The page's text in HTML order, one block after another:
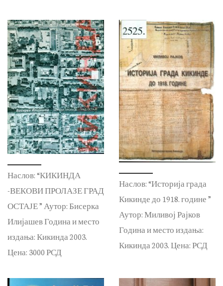
Наслов: “КИКИНДА
-ВЕКОВИ ПРОЛАЗЕ ГРАД
ОСТАЈЕ ” Аутор: Бисерка
Илијашев Година и место
издања: Кикинда 2003.
Цена: 3000 РСД
Наслов: “Историја града
Кикинде до 1918. године ”
Аутор: Миливој Рајков
Година и место издања:
Кикинда 2003. Цена: РСД